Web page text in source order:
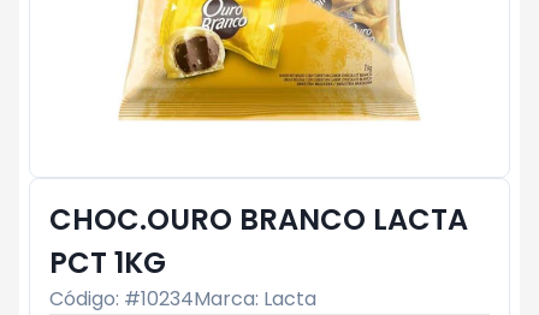
CHOC.OURO BRANCO LACTA
PCT 1KG
Código: #10234Marca: Lacta